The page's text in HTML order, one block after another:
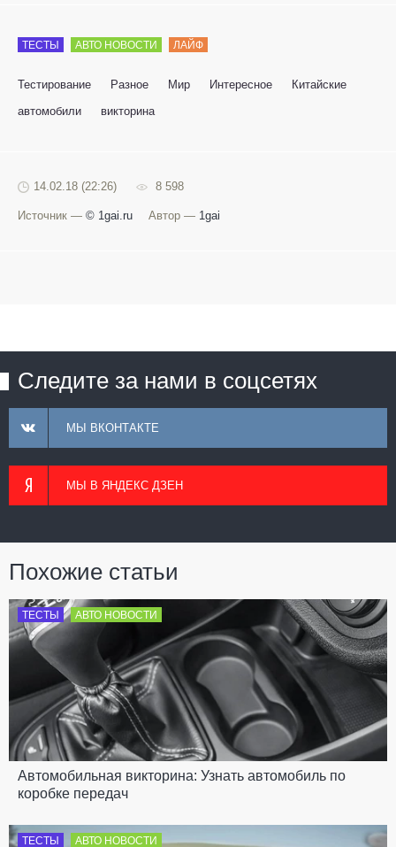
ТЕСТЫ АВТО НОВОСТИ ЛАЙФ
Тестирование Разное Мир Интересное
Китайские
автомобили
викторина
14.02.18 (22:26) 8 598
Источник — © 1gai.ru Автор — 1gai
Следите за нами в соцсетях
МЫ ВКОНТАКТЕ
МЫ В ЯНДЕКС ДЗЕН
Похожие статьи
ТЕСТЫ АВТО НОВОСТИ
Автомобильная викторина: Узнать автомобиль по
коробке передач
ТЕСТЫ АВТО НОВОСТИ